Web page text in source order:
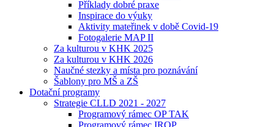
Příklady dobré praxe
Inspirace do výuky
Aktivity mateřinek v době Covid-19
Fotogalerie MAP II
Za kulturou v KHK 2025
Za kulturou v KHK 2026
Naučné stezky a místa pro poznávání
Šablony pro MŠ a ZŠ
Dotační programy
Strategie CLLD 2021 - 2027
Programový rámec OP TAK
Programový rámec IROP